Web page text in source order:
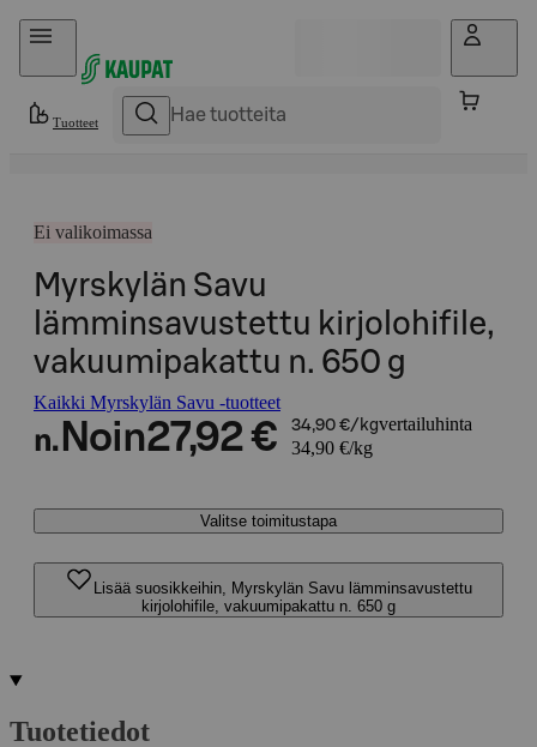
Hyppää sisältöön
Tuotteet
Ei valikoimassa
Myrskylän Savu
lämminsavustettu kirjolohifile,
vakuumipakattu n. 650 g
Kaikki Myrskylän Savu -tuotteet
n. Noin27,92 € 34,90 €/kgvertailuhinta
34,90 €/kg
Valitse toimitustapa
Lisää suosikkeihin, Myrskylän Savu lämminsavustettu
kirjolohifile, vakuumipakattu n. 650 g
Tuotetiedot